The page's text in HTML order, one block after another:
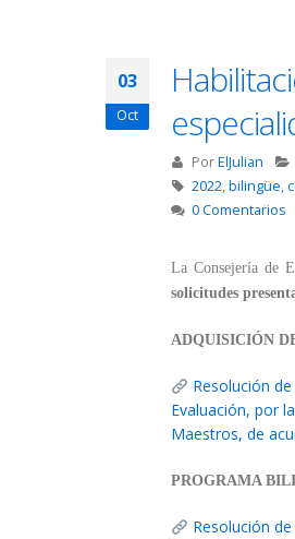
03
Oct
PorElJulian
2022,bilingüe,
0 Comentarios
La Consejería de
solicitudes
ADQUISICIÓN
Resolución
Evaluación, por
Maestros, de
PROGRAMA
Resolución